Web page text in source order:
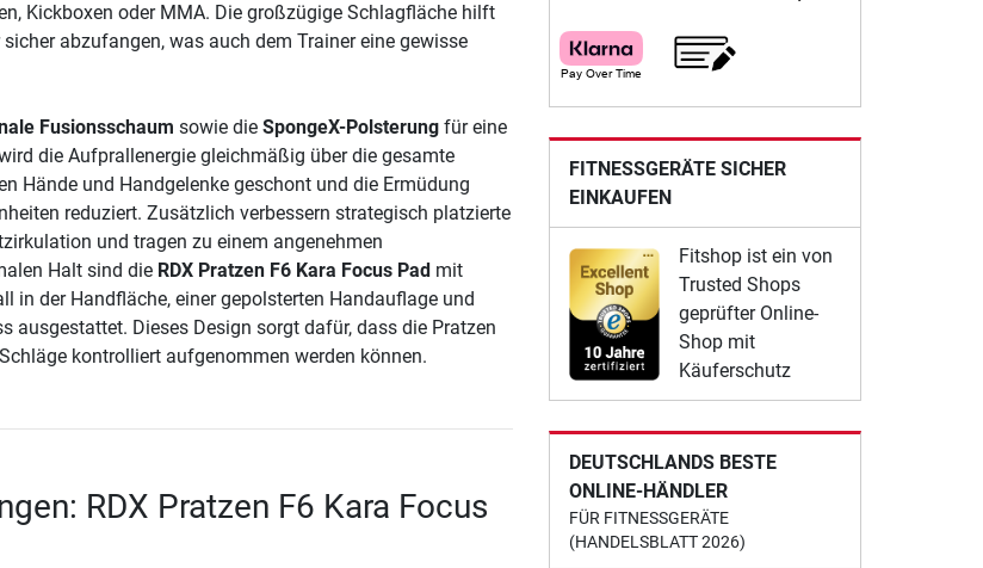
Kickboxen oder MMA. Die großzügige Schlagfläche hilft
abzufangen, was auch dem Trainer eine gewisse
Fusionsschaum sowie die SpongeX-Polsterungfür eine
die Aufprallenergie gleichmäßig über die gesamte
Hände und Handgelenke geschont und die Ermüdung
reduziert. Zusätzlich verbessern strategisch platzierte
und tragen zu einem angenehmen
Halt sind die RDX Pratzen F6 Kara Focus Pad mit
in der Handfläche, einer gepolsterten Handauflage und
ausgestattet. Dieses Design sorgt dafür, dass die Pratzen
kontrolliert aufgenommen werden können.
RDX Pratzen F6 Kara Focus
FITNESSGERÄTE SICHER
EINKAUFEN
Fitshop ist ein von
Trusted Shops
geprüfter Online-
Shop mit
Käuferschutz
DEUTSCHLANDS BESTE
ONLINE-HÄNDLER
FÜR FITNESSGERÄTE
(HANDELSBLATT 2026)